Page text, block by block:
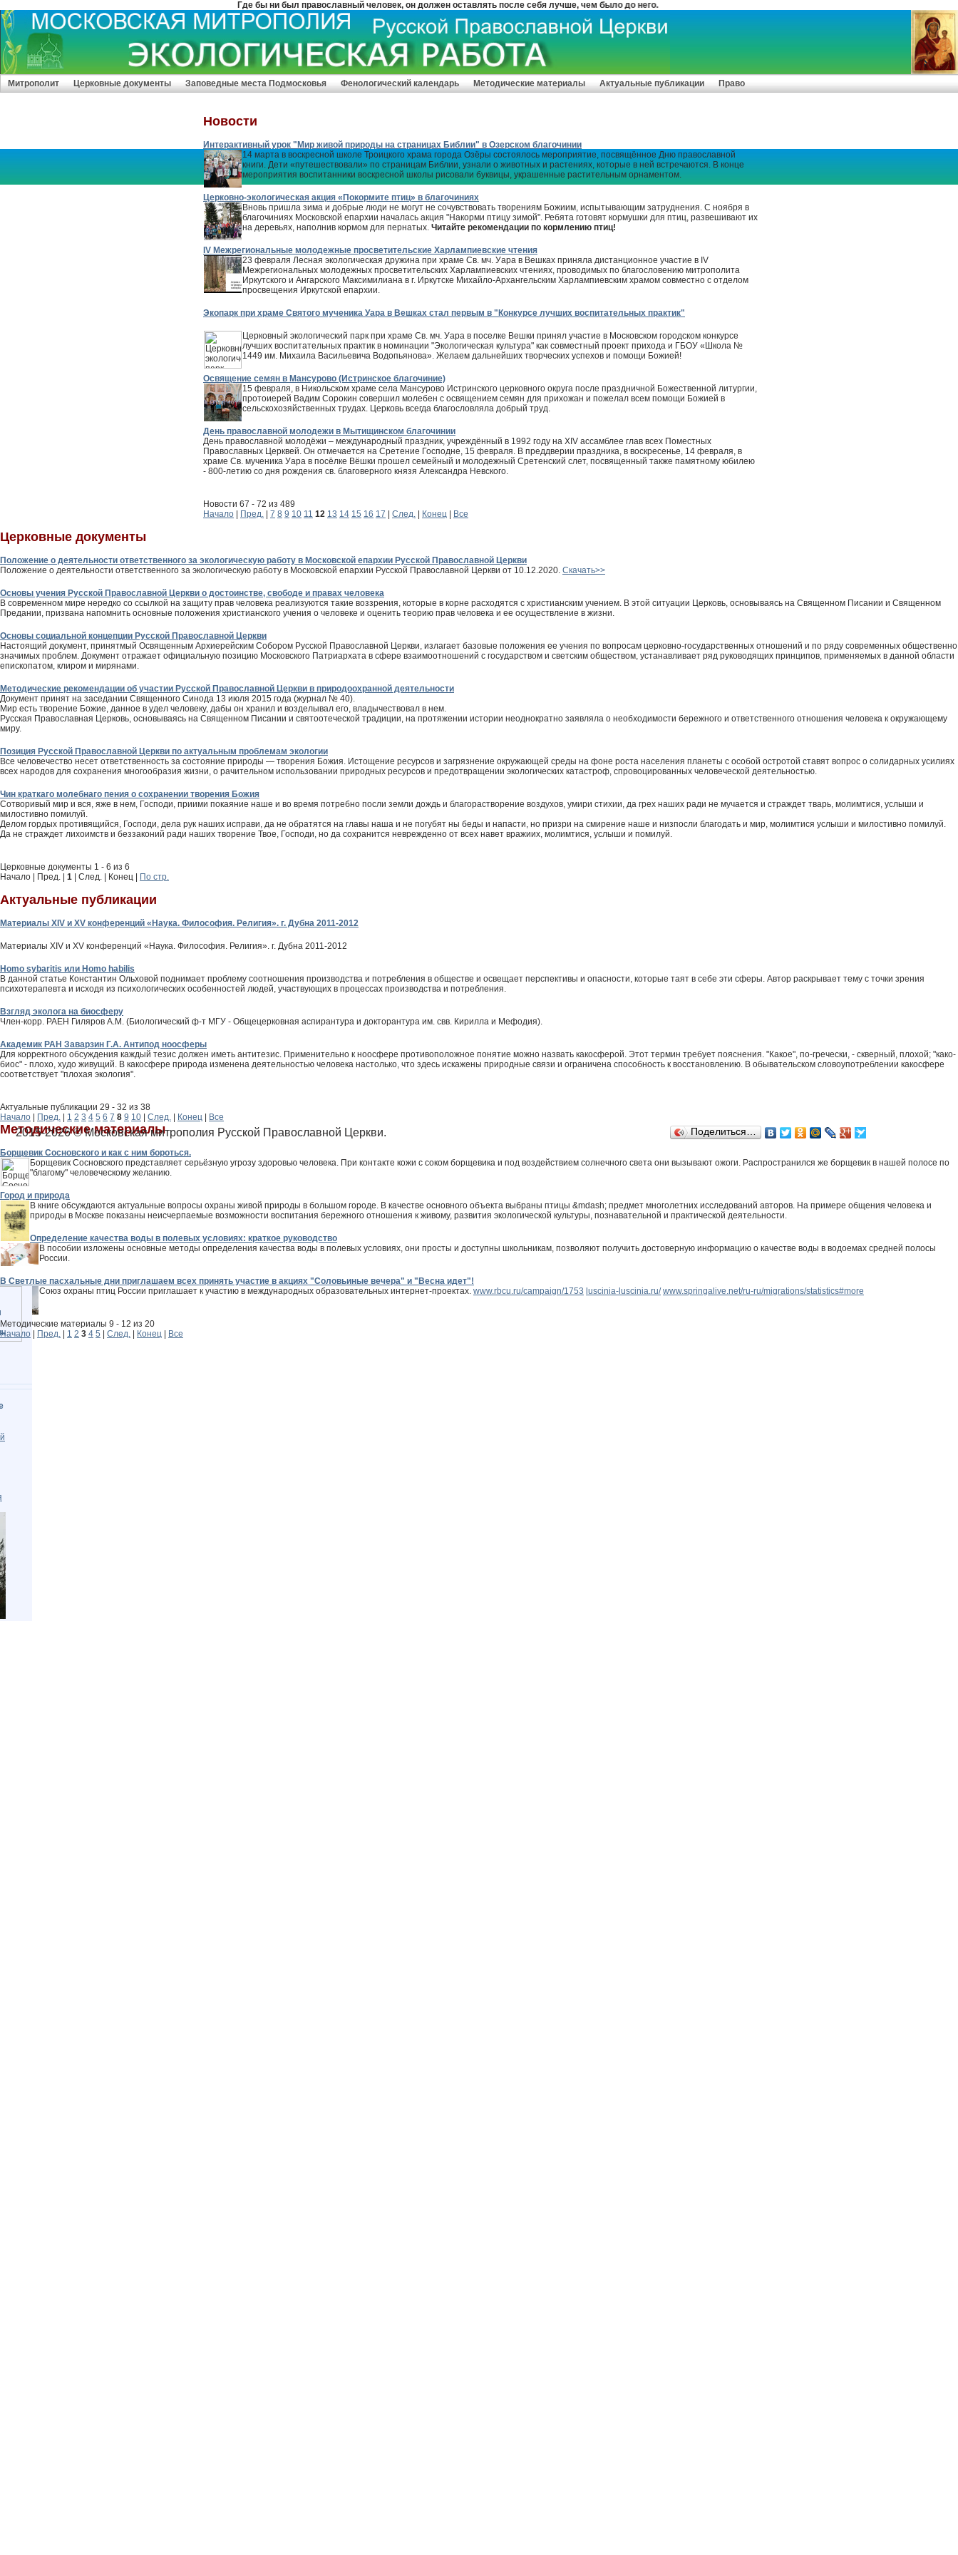
Где бы ни был православный человек, он должен оставлять после себя лучше, чем было до него.
Митрополит Церковные документы Заповедные места Подмосковья Фенологический календарь Методические материалы Актуальные публикации Право
Новости
Интерактивный урок "Мир живой природы на страницах Библии" в Озерском благочинии
14 марта в воскресной школе Троицкого храма города Озёры состоялось мероприятие, посвящённое Дню православной
книги. Дети «путешествовали» по страницам Библии, узнали о животных и растениях, которые в ней встречаются. В конце
мероприятия воспитанники воскресной школы рисовали буквицы, украшенные растительным орнаментом.
Церковно-экологическая акция «Покормите птиц» в благочиниях
Вновь пришла зима и добрые люди не могут не сочувствовать творениям Божиим, испытывающим затруднения. С ноября в
благочиниях Московской епархии началась акция "Накорми птицу зимой". Ребята готовят кормушки для птиц, развешивают их
на деревьях, наполнив кормом для пернатых. Читайте рекомендации по кормлению птиц!
IV Межрегиональные молодежные просветительские Харлампиевские чтения
23 февраля Лесная экологическая дружина при храме Св. мч. Уара в Вешках приняла дистанционное участие в IV
Межрегиональных молодежных просветительских Харлампиевских чтениях, проводимых по благословению митрополита
Иркутского и Ангарского Максимилиана в г. Иркутске Михайло-Архангельским Харлампиевским храмом совместно с отделом
просвещения Иркутской епархии.
Экопарк при храме Святого мученика Уара в Вешках стал первым в "Конкурсе лучших воспитательных практик"
Церковный экологический парк при храме Св. мч. Уара в поселке Вешки принял участие в Московском городском конкурсе
лучших воспитательных практик в номинации "Экологическая культура" как совместный проект прихода и ГБОУ «Школа №
1449 им. Михаила Васильевича Водопьянова». Желаем дальнейших творческих успехов и помощи Божией!
Освящение семян в Мансурово (Истринское благочиние)
15 февраля, в Никольском храме села Мансурово Истринского церковного округа после праздничной Божественной литургии,
протоиерей Вадим Сорокин совершил молебен с освящением семян для прихожан и пожелал всем помощи Божией в
сельскохозяйственных трудах. Церковь всегда благословляла добрый труд.
День православной молодежи в Мытищинском благочинии
День православной молодёжи – международный праздник, учреждённый в 1992 году на XIV ассамблее глав всех Поместных
Православных Церквей. Он отмечается на Сретение Господне, 15 февраля. В преддверии праздника, в воскресенье, 14 февраля, в
храме Св. мученика Уара в посёлке Вёшки прошел семейный и молодежный Сретенский слет, посвященный также памятному юбилею
- 800-летию со дня рождения св. благоверного князя Александра Невского.
Новости 67 - 72 из 489
Начало | Пред. | 7 8 9 10 11 12 13 14 15 16 17 | След. | Конец | Все
Церковные документы
Положение о деятельности ответственного за экологическую работу в Московской епархии Русской Православной Церкви
Положение о деятельности ответственного за экологическую работу в Московской епархии Русской Православной Церкви от 10.12.2020. Скачать>>
Основы учения Русской Православной Церкви о достоинстве, свободе и правах человека
В современном мире нередко со ссылкой на защиту прав человека реализуются такие воззрения, которые в корне расходятся с христианским учением. В этой ситуации Церковь, основываясь на Священном Писании и Священном
Предании, призвана напомнить основные положения христианского учения о человеке и оценить теорию прав человека и ее осуществление в жизни.
Основы социальной концепции Русской Православной Церкви
Настоящий документ, принятмый Освященным Архиерейским Собором Русской Православной Церкви, излагает базовые положения ее учения по вопросам церковно-государственных отношений и по ряду современных общественно
значимых проблем. Документ отражает официальную позицию Московского Патриархата в сфере взаимоотношений с государством и светским обществом, устанавливает ряд руководящих принципов, применяемых в данной области
епископатом, клиром и мирянами.
Методические рекомендации об участии Русской Православной Церкви в природоохранной деятельности
Документ принят на заседании Священного Синода 13 июля 2015 года (журнал № 40).
Мир есть творение Божие, данное в удел человеку, дабы он хранил и возделывал его, владычествовал в нем.
Русская Православная Церковь, основываясь на Священном Писании и святоотеческой традиции, на протяжении истории неоднократно заявляла о необходимости бережного и ответственного отношения человека к окружающему
миру.
Позиция Русской Православной Церкви по актуальным проблемам экологии
Все человечество несет ответственность за состояние природы — творения Божия. Истощение ресурсов и загрязнение окружающей среды на фоне роста населения планеты с особой остротой ставят вопрос о солидарных усилиях
всех народов для сохранения многообразия жизни, о рачительном использовании природных ресурсов и предотвращении экологических катастроф, спровоцированных человеческой деятельностью.
Чин краткаго молебнаго пения о сохранении творения Божия
Сотворивый мир и вся, яже в нем, Господи, приими покаяние наше и во время потребно посли земли дождь и благорастворение воздухов, умири стихии, да грех наших ради не мучается и страждет тварь, молимтися, услыши и
милостивно помилуй.
Делом гордых противящийся, Господи, дела рук наших исправи, да не обратятся на главы наша и не погубят ны беды и напасти, но призри на смирение наше и низпосли благодать и мир, молимтися услыши и милостивно помилуй.
Да не страждет лихоимств и беззаконий ради наших творение Твое, Господи, но да сохранится неврежденно от всех навет вражиих, молимтися, услыши и помилуй.
Церковные документы 1 - 6 из 6
Начало | Пред. | 1 | След. | Конец | По стр.
Актуальные публикации
Материалы XIV и XV конференций «Наука. Философия. Религия». г. Дубна 2011-2012
Материалы XIV и XV конференций «Наука. Философия. Религия». г. Дубна 2011-2012
Homo sybaritis или Homo habilis
В данной статье Константин Ольховой поднимает проблему соотношения производства и потребления в обществе и освещает перспективы и опасности, которые таят в себе эти сферы. Автор раскрывает тему с точки зрения
психотерапевта и исходя из психологических особенностей людей, участвующих в процессах производства и потребления.
Взгляд эколога на биосферу
Член-корр. РАЕН Гиляров А.М. (Биологический ф-т МГУ - Общецерковная аспирантура и докторантура им. свв. Кирилла и Мефодия).
Академик РАН Заварзин Г.А. Антипод ноосферы
Для корректного обсуждения каждый тезис должен иметь антитезис. Применительно к ноосфере противоположное понятие можно назвать какосферой. Этот термин требует пояснения. "Какое", по-гречески, - скверный, плохой; "како-
биос" - плохо, худо живущий. В какосфере природа изменена деятельнос­тью человека настолько, что здесь искажены природные связи и ограничена способность к восста­новлению. В обывательском словоупотреблении какосфере
соответствует "плохая экология".
Актуальные публикации 29 - 32 из 38
Начало | Пред. | 1 2 3 4 5 6 7 8 9 10 | След. | Конец | Все
Методические материалы
Борщевик Сосновского и как с ним бороться.
Борщевик Сосновского представляет серьёзную угрозу здоровью человека. При контакте кожи с соком борщевика и под воздействием солнечного света они вызывают ожоги. Распространился же борщевик в нашей полосе по
"благому" человеческому желанию.
Город и природа
В книге обсуждаются актуальные вопросы охраны живой природы в большом городе. В качестве основного объекта выбраны птицы &mdash; предмет многолетних исследований авторов. На примере общения человека и
природы в Москве показаны неисчерпаемые возможности воспитания бережного отношения к живому, развития экологической культуры, познавательной и практической деятельности.
Определение качества воды в полевых условиях: краткое руководство
В пособии изложены основные методы определения качества воды в полевых условиях, они просты и доступны школьникам, позволяют получить достоверную информацию о качестве воды в водоемах средней полосы
России.
В Светлые пасхальные дни приглашаем всех принять участие в акциях "Соловьиные вечера" и "Весна идет"!
Союз охраны птиц России приглашает к участию в международных образовательных интернет-проектах. www.rbcu.ru/campaign/1753 luscinia-luscinia.ru/ www.springalive.net/ru-ru/migrations/statistics#more
Методические материалы 9 - 12 из 20
Начало | Пред. | 1 2 3 4 5 | След. | Конец | Все
2015-2026 © Московская митрополия Русской Православной Церкви. Поделиться…